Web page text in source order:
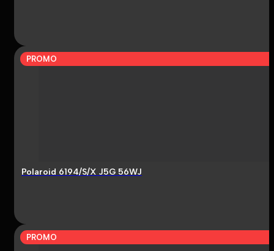
PROMO
Polaroid 6194/S/X J5G 56WJ
PROMO